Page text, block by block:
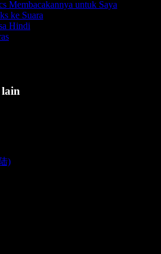
Membacakannya untuk Saya
ke Suara
Hindi
lain
)